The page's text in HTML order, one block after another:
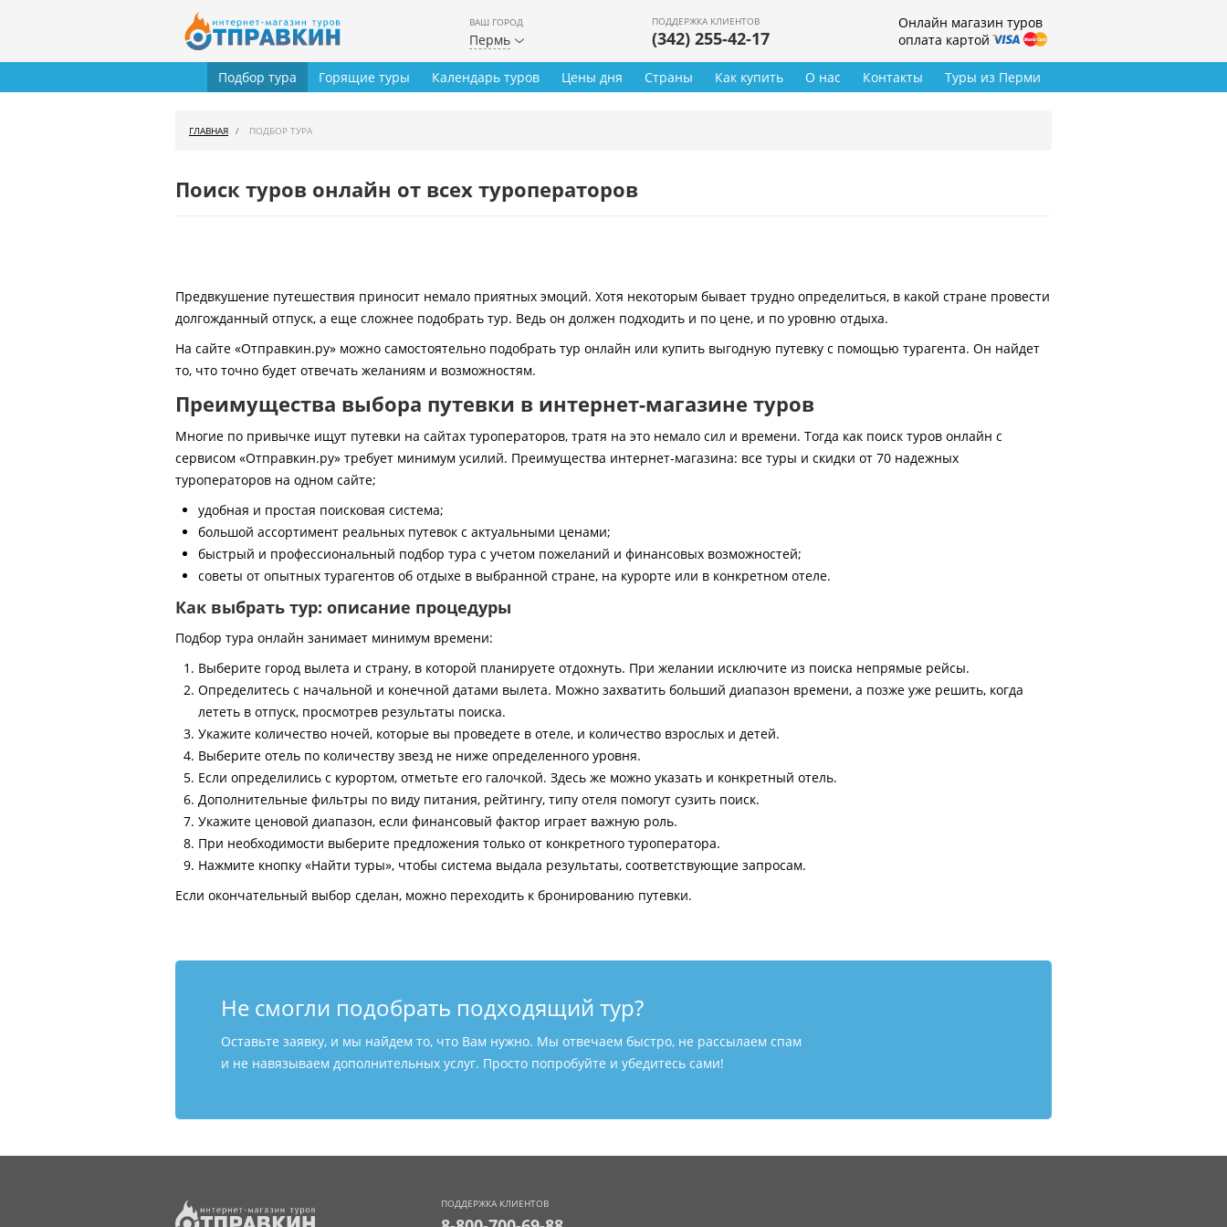
ВАШ ГОРОД
Пермь
ПОДДЕРЖКА КЛИЕНТОВ
(342) 255-42-17
Онлайн магазин туров
оплата картой
Туры из Перми
Подбор тура Горящие туры Календарь туров Цены дня Страны Как купить О нас Контакты
ГЛАВНАЯ ПОДБОР ТУРА
Поиск туров онлайн от всех туроператоров
Предвкушение путешествия приносит немало приятных эмоций. Хотя некоторым бывает трудно определиться, в какой стране провести
долгожданный отпуск, а еще сложнее подобрать тур. Ведь он должен подходить и по цене, и по уровню отдыха.
На сайте «Отправкин.ру» можно самостоятельно подобрать тур онлайн или купить выгодную путевку с помощью турагента. Он найдет
то, что точно будет отвечать желаниям и возможностям.
Преимущества выбора путевки в интернет-магазине туров
Многие по привычке ищут путевки на сайтах туроператоров, тратя на это немало сил и времени. Тогда как поиск туров онлайн с
сервисом «Отправкин.ру» требует минимум усилий. Преимущества интернет-магазина: все туры и скидки от 70 надежных
туроператоров на одном сайте;
удобная и простая поисковая система;
большой ассортимент реальных путевок с актуальными ценами;
быстрый и профессиональный подбор тура с учетом пожеланий и финансовых возможностей;
советы от опытных турагентов об отдыхе в выбранной стране, на курорте или в конкретном отеле.
Как выбрать тур: описание процедуры
Подбор тура онлайн занимает минимум времени:
Выберите город вылета и страну, в которой планируете отдохнуть. При желании исключите из поиска непрямые рейсы.
Определитесь с начальной и конечной датами вылета. Можно захватить больший диапазон времени, а позже уже решить, когда
лететь в отпуск, просмотрев результаты поиска.
Укажите количество ночей, которые вы проведете в отеле, и количество взрослых и детей.
Выберите отель по количеству звезд не ниже определенного уровня.
Если определились с курортом, отметьте его галочкой. Здесь же можно указать и конкретный отель.
Дополнительные фильтры по виду питания, рейтингу, типу отеля помогут сузить поиск.
Укажите ценовой диапазон, если финансовый фактор играет важную роль.
При необходимости выберите предложения только от конкретного туроператора.
Нажмите кнопку «Найти туры», чтобы система выдала результаты, соответствующие запросам.
Если окончательный выбор сделан, можно переходить к бронированию путевки.
Не смогли подобрать подходящий тур?
Оставьте заявку, и мы найдем то, что Вам нужно. Мы отвечаем быстро, не рассылаем спам
и не навязываем дополнительных услуг. Просто попробуйте и убедитесь сами!
ПОДДЕРЖКА КЛИЕНТОВ